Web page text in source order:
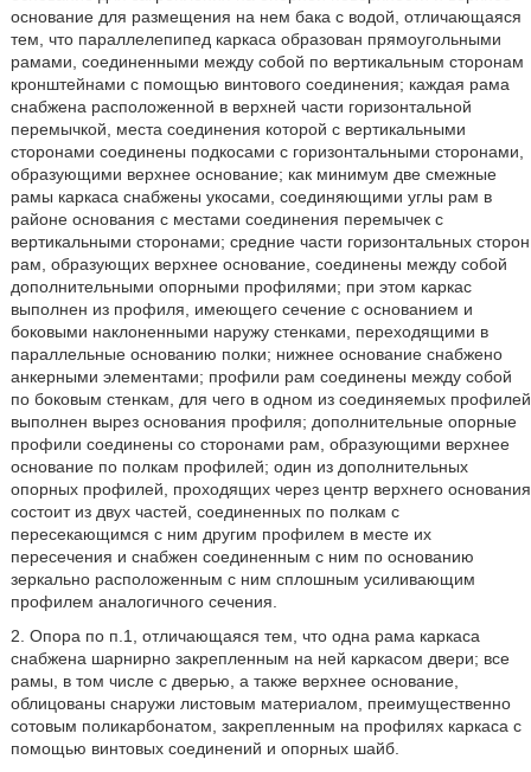
основание для размещения на нем бака с водой, отличающаяся
тем, что параллелепипед каркаса образован прямоугольными
рамами, соединенными между собой по вертикальным сторонам
кронштейнами с помощью винтового соединения; каждая рама
снабжена расположенной в верхней части горизонтальной
перемычкой, места соединения которой с вертикальными
сторонами соединены подкосами с горизонтальными сторонами,
образующими верхнее основание; как минимум две смежные
рамы каркаса снабжены укосами, соединяющими углы рам в
районе основания с местами соединения перемычек с
вертикальными сторонами; средние части горизонтальных сторон
рам, образующих верхнее основание, соединены между собой
дополнительными опорными профилями; при этом каркас
выполнен из профиля, имеющего сечение с основанием и
боковыми наклоненными наружу стенками, переходящими в
параллельные основанию полки; нижнее основание снабжено
анкерными элементами; профили рам соединены между собой
по боковым стенкам, для чего в одном из соединяемых профилей
выполнен вырез основания профиля; дополнительные опорные
профили соединены со сторонами рам, образующими верхнее
основание по полкам профилей; один из дополнительных
опорных профилей, проходящих через центр верхнего основания
состоит из двух частей, соединенных по полкам с
пересекающимся с ним другим профилем в месте их
пересечения и снабжен соединенным с ним по основанию
зеркально расположенным с ним сплошным усиливающим
профилем аналогичного сечения.
2. Опора по п.1, отличающаяся тем, что одна рама каркаса
снабжена шарнирно закрепленным на ней каркасом двери; все
рамы, в том числе с дверью, а также верхнее основание,
облицованы снаружи листовым материалом, преимущественно
сотовым поликарбонатом, закрепленным на профилях каркаса с
помощью винтовых соединений и опорных шайб.